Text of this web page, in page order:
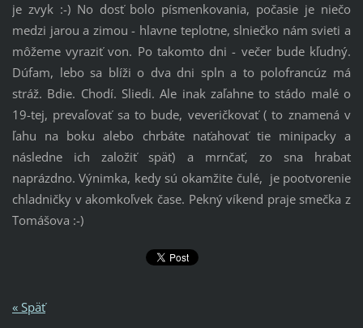
je zvyk :-) No dosť bolo písmenkovania, počasie je niečo
medzi jarou a zimou - hlavne teplotne, slniečko nám svieti a
môžeme vyraziť von. Po takomto dni - večer bude kľudný.
Dúfam, lebo sa blíži o dva dni spln a to polofrancúz má
stráž. Bdie. Chodí. Sliedi. Ale inak zaľahne to stádo malé o
19-tej, prevaľovať sa to bude, veveričkovať ( to znamená v
ľahu na boku alebo chrbáte naťahovať tie minipacky a
následne ich založiť späť) a mrnčať, zo sna hrabať
naprázdno. Výnimka, kedy sú okamžite čulé, je pootvorenie
chladničky v akomkoľvek čase. Pekný víkend praje smečka z
Tomášova :-)
« Späť